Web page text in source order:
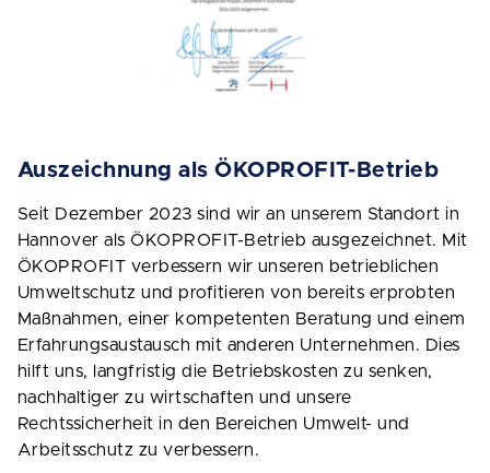
Auszeichnung als ÖKOPROFIT-Betrieb
Seit Dezember 2023 sind wir an unserem Standort in
Hannover als ÖKOPROFIT-Betrieb ausgezeichnet. Mit
ÖKOPROFIT verbessern wir unseren betrieblichen
Umweltschutz und profitieren von bereits erprobten
Maßnahmen, einer kompetenten Beratung und einem
Erfahrungsaustausch mit anderen Unternehmen. Dies
hilft uns, langfristig die Betriebskosten zu senken,
nachhaltiger zu wirtschaften und unsere
Rechtssicherheit in den Bereichen Umwelt- und
Arbeitsschutz zu verbessern.